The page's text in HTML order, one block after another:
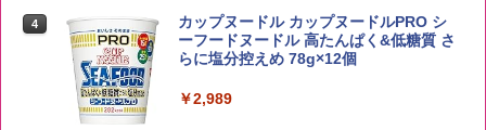
kg 業務用 お米マイスターブレンド
￥2,680
4
角ハイボール 350ml×24本 サントリー ウ
イスキー ハイボール 缶
4
カップヌードル カップヌードルPRO シ
ーフードヌードル 高たんぱく&低糖質 さ
らに塩分控えめ 78g×12個
￥2,989